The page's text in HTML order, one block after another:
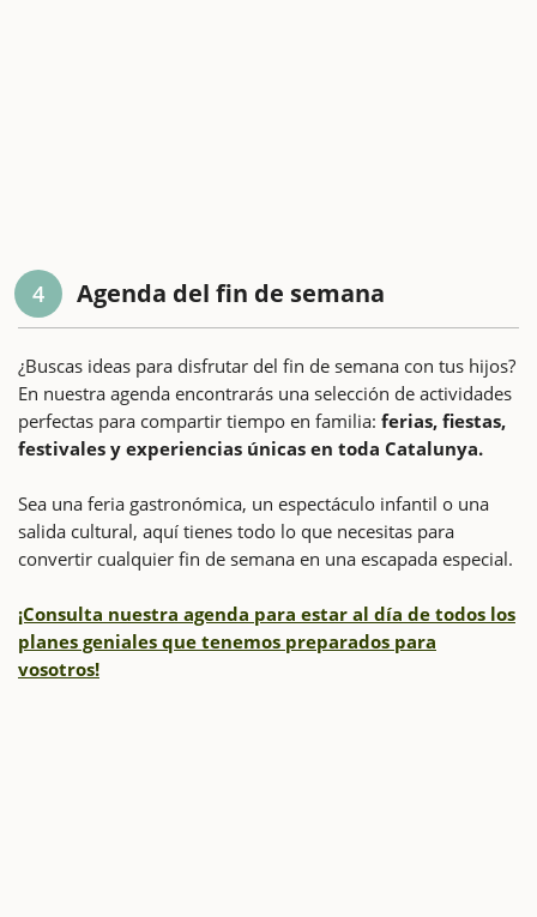
4 Agenda del fin de semana
¿Buscas ideas para disfrutar del fin de semana con tus hijos?
En nuestra agenda encontrarás una selección de actividades
perfectas para compartir tiempo en familia: ferias, fiestas,
festivales y experiencias únicas en toda Catalunya.
Sea una feria gastronómica, un espectáculo infantil o una
salida cultural, aquí tienes todo lo que necesitas para
convertir cualquier fin de semana en una escapada especial.
¡Consulta nuestra agenda para estar al día de todos los
planes geniales que tenemos preparados para
vosotros!